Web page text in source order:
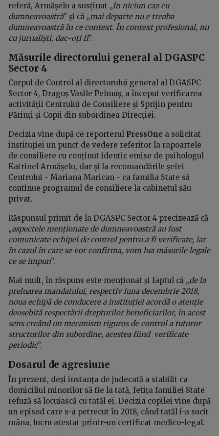
referă, Armășelu a susținut „în niciun caz cu
dumneavoastră” și că „mai departe nu e treaba
dumneavoastră în ce context. În context profesional, nu
cu jurnaliști, dac-oți fi”.
Măsurile directorului general al DGASPC
Sector 4
Corpul de Control al directorului general al DGASPC
Sector 4, Dragoș Vasile Pelmuș, a început verificarea
activității Centrului de Consiliere și Sprijin pentru
Părinți și Copii din subordinea Direcției.
Decizia vine după ce reporterul PressOne a solicitat
instituției un punct de vedere referitor la rapoartele
de consiliere cu conținut identic emise de psihologul
Katrinel Armășelu, dar și la recomandările șefei
Centrului - Mariana Marican - ca familia State să
continue programul de consiliere la cabinetul său
privat.
Răspunsul primit de la DGASPC Sector 4 precizează că
„aspectele menționate de dumneavoastră au fost
comunicate echipei de control pentru a fi verificate, iar
în cazul în care se vor confirma, vom lua măsurile legale
ce se impun”.
Mai mult, în răspuns este menționat și faptul că „de la
preluarea mandatului, respectiv luna decembrie 2018,
noua echipă de conducere a instituției acordă o atenție
deosebită respectării drepturilor beneficiarilor, în acest
sens creând un mecanism riguros de control a tuturor
structurilor din subordine, acestea fiind verificate
periodic”.
Dosarul de agresiune
În prezent, deși instanța de judecată a stabilit ca
domiciliul minorilor să fie la tată, fetița familiei State
refuză să locuiască cu tatăl ei. Decizia copilei vine după
un episod care s-a petrecut în 2018, când tatăl i-a sucit
mâna, lucru atestat printr-un certificat medico-legal.